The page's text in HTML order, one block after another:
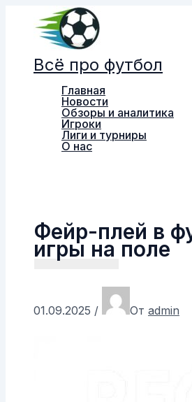
Перейти
содержимому
Всё про футбол
Главная
Новости
Обзоры и аналитика
Игроки
Лиги и турниры
О нас
Фейр-плей в
игры на поле
01.09.2025 / От admin